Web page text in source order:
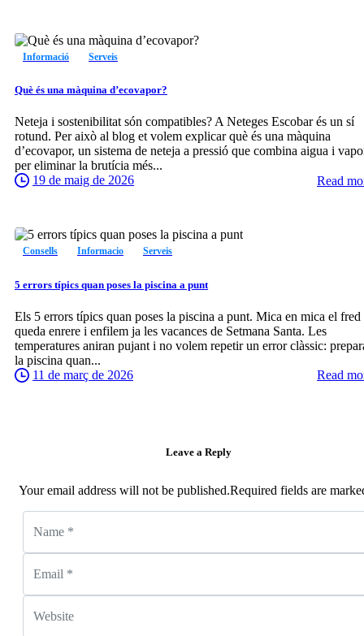
Informació Serveis
Què és una màquina d’ecovapor?
Neteja i sostenibilitat són compatibles? A Neteges Escobar és un sí
rotund. Per això al blog et volem explicar què és una màquina
d’ecovapor, un sistema de neteja a pressió que combina aigua i
per eliminar la brutícia més...
19 de maig de 2026
Read
Consells Informacio Serveis
5 errors típics quan poses la piscina a punt
Els 5 errors típics quan poses la piscina a punt. Mica en mica el fred
queda enrere i enfilem ja les vacances de Setmana Santa. Les
temperatures aniran pujant i no volem repetir un error clàssic:
la piscina quan...
11 de març de 2026
Read
Leave a Reply
Your email address will not be published.Required fields are
Name
Email
Website